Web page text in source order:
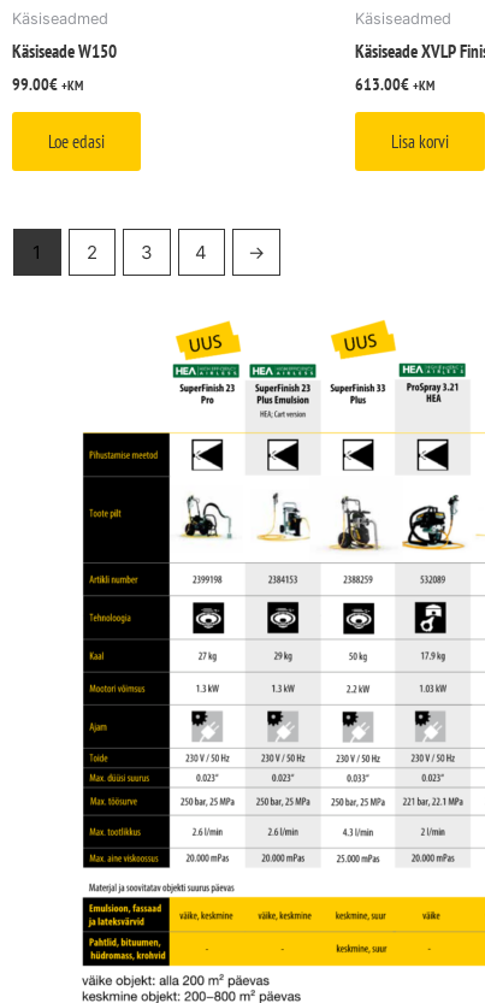
Käsiseadmed
Käsiseade W150
99.00€ +KM
Loe edasi
Käsiseadmed
Käsiseade XVLP
613.00€ +KM
Lisa korvi
1 2 3 4 →